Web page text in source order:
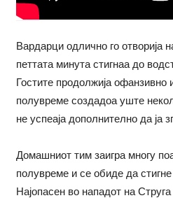
Вардарци одлично го отворија
петтата минута стигнаа до
Гостите продолжија офанзивно
полувреме создадоа уште
не успеаја дополнително да ја
Домашниот тим заигра многу
полувреме и се обиде да
Најопасен во нападот на